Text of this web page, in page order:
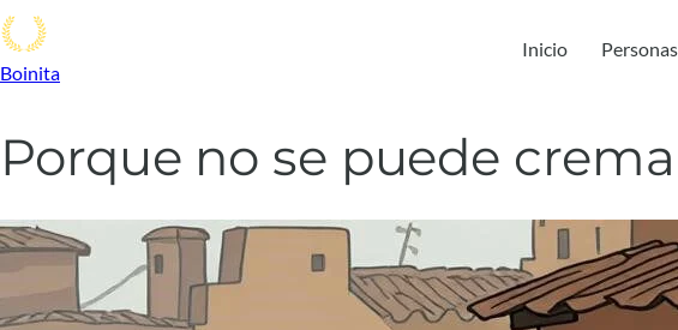
Boinita
Inicio Personas
Porque no se puede